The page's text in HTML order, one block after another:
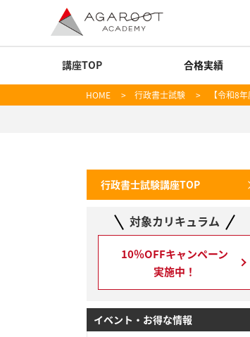
講座TOP 合格実績
HOME > 行政書士試験 > 【令和8年
行政書士試験講座TOP
対象カリキュラム
10％OFFキャンペーン
実施中！
イベント・お得な情報